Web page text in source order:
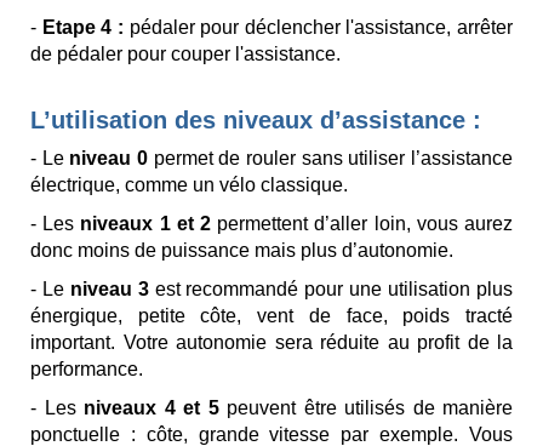
- Etape 4 : pédaler pour déclencher l'assistance, arrêter
de pédaler pour couper l'assistance.
L’utilisation des niveaux d’assistance :
- Leniveau 0 permet de rouler sans utiliser l’assistance
électrique, comme un vélo classique.
- Les niveaux 1 et 2 permettent d’aller loin, vous aurez
donc moins de puissance mais plus d’autonomie.
- Le niveau 3est recommandé pour une utilisation plus
énergique, petite côte, vent de face, poids tracté
important. Votre autonomie sera réduite au profit de la
performance.
- Les niveaux 4 et 5peuvent être utilisés de manière
ponctuelle : côte, grande vitesse par exemple. Vous